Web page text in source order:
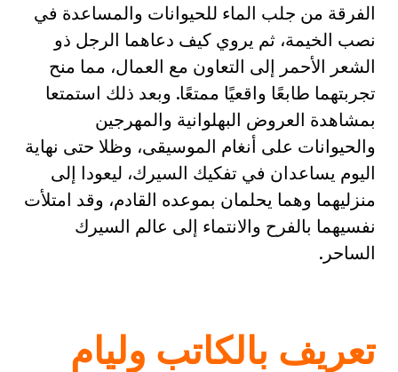
الفرقة من جلب الماء للحيوانات والمساعدة في
نصب الخيمة، ثم يروي كيف دعاهما الرجل ذو
الشعر الأحمر إلى التعاون مع العمال، مما منح
تجربتهما طابعًا واقعيًا ممتعًا. وبعد ذلك استمتعا
بمشاهدة العروض البهلوانية والمهرجين
والحيوانات على أنغام الموسيقى، وظلا حتى نهاية
اليوم يساعدان في تفكيك السيرك، ليعودا إلى
منزليهما وهما يحلمان بموعده القادم، وقد امتلأت
نفسيهما بالفرح والانتماء إلى عالم السيرك
الساحر.
تعريف بالكاتب وليام